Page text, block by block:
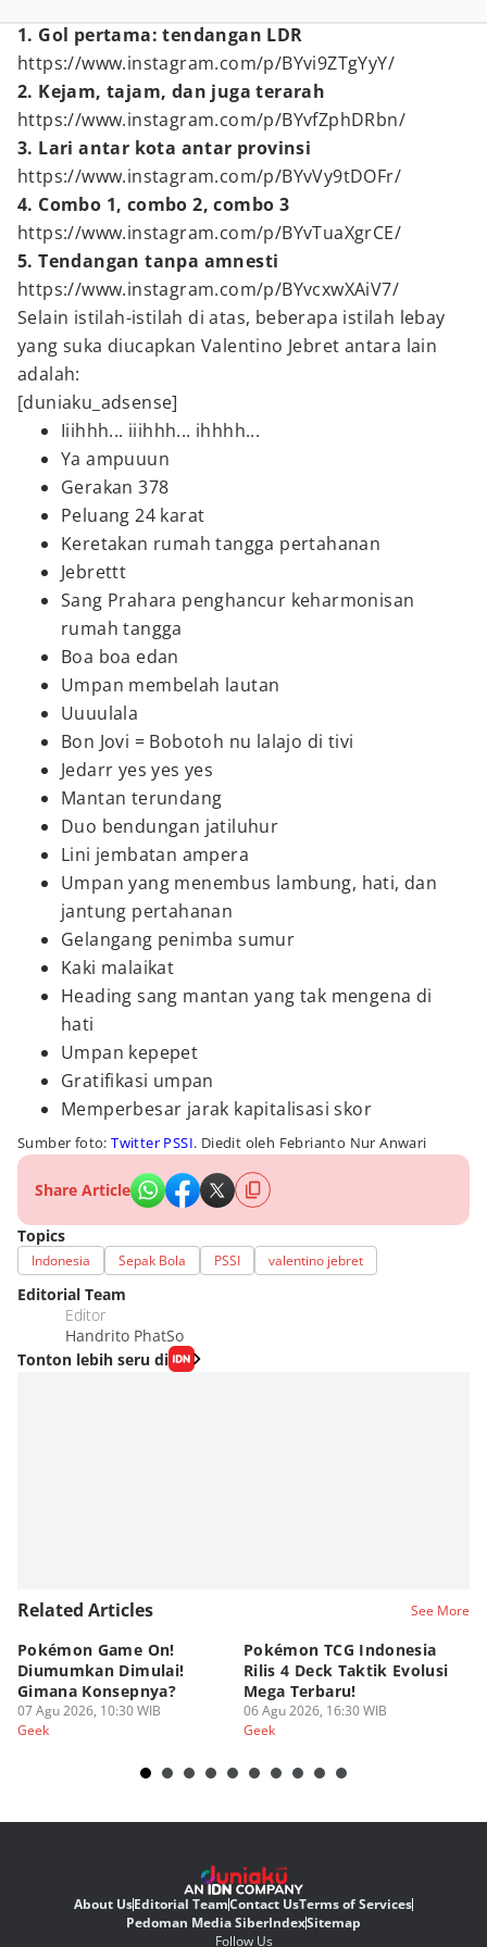
1. Gol pertama: tendangan LDR
https://www.instagram.com/p/BYvi9ZTgYyY/
2. Kejam, tajam, dan juga terarah
https://www.instagram.com/p/BYvfZphDRbn/
3. Lari antar kota antar provinsi
https://www.instagram.com/p/BYvVy9tDOFr/
4. Combo 1, combo 2, combo 3
https://www.instagram.com/p/BYvTuaXgrCE/
5. Tendangan tanpa amnesti
https://www.instagram.com/p/BYvcxwXAiV7/
Selain istilah-istilah di atas, beberapa istilah lebay
yang suka diucapkan Valentino Jebret antara lain
adalah:
[duniaku_adsense]
Iiihhh... iiihhh... ihhhh...
Ya ampuuun
Gerakan 378
Peluang 24 karat
Keretakan rumah tangga pertahanan
Jebrettt
Sang Prahara penghancur keharmonisan
rumah tangga
Boa boa edan
Umpan membelah lautan
Uuuulala
Bon Jovi = Bobotoh nu lalajo di tivi
Jedarr yes yes yes
Mantan terundang
Duo bendungan jatiluhur
Lini jembatan ampera
Umpan yang menembus lambung, hati, dan
jantung pertahanan
Gelangang penimba sumur
Kaki malaikat
Heading sang mantan yang tak mengena di
hati
Umpan kepepet
Gratifikasi umpan
Memperbesar jarak kapitalisasi skor
Sumber foto:Twitter PSSI. Diedit oleh Febrianto Nur Anwari
Share Article
Topics
Indonesia Sepak Bola PSSI valentino jebret
Editorial Team
Editor
Handrito PhatSo
Tonton lebih seru di
Related Articles See More
Pokémon Game On!
Diumumkan Dimulai!
Gimana Konsepnya?
07 Agu 2026, 10:30 WIB
Geek
Pokémon TCG Indonesia
Rilis 4 Deck Taktik Evolusi
Mega Terbaru!
06 Agu 2026, 16:30 WIB
Geek
About UsEditorial TeamContact UsTerms of Services
Pedoman Media SiberIndexSitemap
Follow Us